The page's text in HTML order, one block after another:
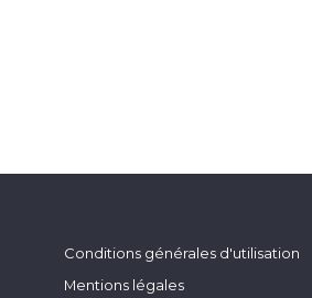
Conditions générales d'utilisation
Mentions légales